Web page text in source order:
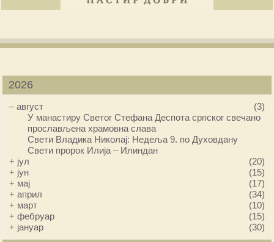
2026
–август
(3)
У манастиру Светог Стефана Деспота српског свечано
прослављена храмовна слава
Свети Владика Николај: Недеља 9. по Духовдану
Свети пророк Илија – Илиндан
+ јул
(20)
+ јун
(15)
+ мај
(17)
+април
(34)
+ март
(10)
+фебруар
(15)
+ јануар (30)